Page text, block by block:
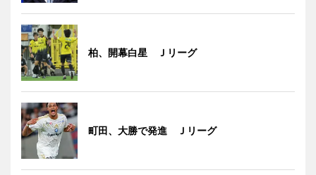
柏、開幕白星 Ｊリーグ
町田、大勝で発進 Ｊリーグ